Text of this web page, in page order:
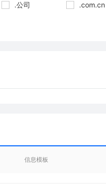
.公司 .com.cn
信息模板